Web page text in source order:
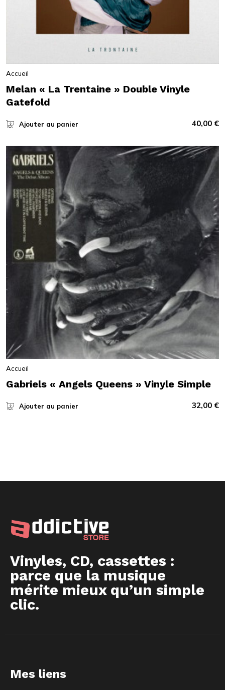
Accueil
Melan « La Trentaine » Double Vinyle
Gatefold
Ajouter au panier 40,00 €
Accueil
Gabriels « Angels Queens » Vinyle Simple
Ajouter au panier 32,00 €
Vinyles, CD, cassettes :
parce que la musique
mérite mieux qu’un simple
clic.
Mes liens